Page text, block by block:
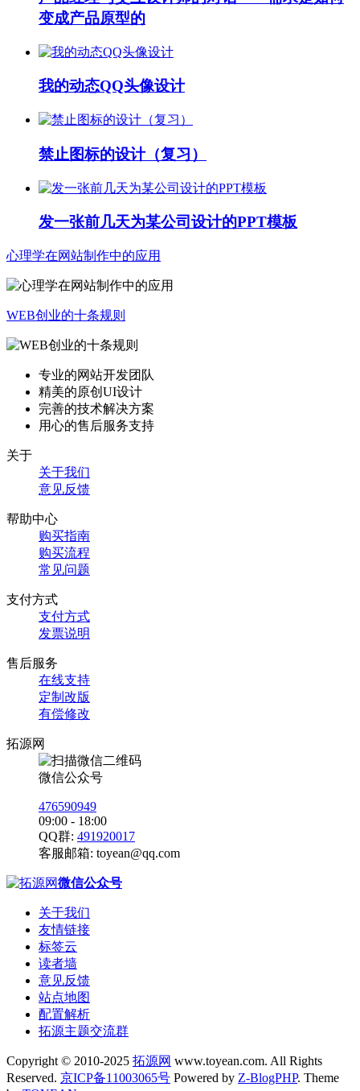
变成产品原型的
我的动态QQ头像设计
禁止图标的设计（复习）
发一张前几天为某公司设计的PPT模板
心理学在网站制作中的应用
WEB创业的十条规则
专业的网站开发团队
精美的原创UI设计
完善的技术解决方案
用心的售后服务支持
关于
关于我们
意见反馈
帮助中心
购买指南
购买流程
常见问题
支付方式
支付方式
发票说明
售后服务
在线支持
定制改版
有偿修改
拓源网
微信公众号
476590949
09:00 - 18:00
QQ群: 491920017
客服邮箱: toyean@qq.com
微信公众号
关于我们
友情链接
标签云
读者墙
意见反馈
站点地图
配置解析
拓源主题交流群
Copyright © 2010-2025 拓源网 www.toyean.com. All Rights
Reserved. 京ICP备11003065号 Powered by Z-BlogPHP. Theme